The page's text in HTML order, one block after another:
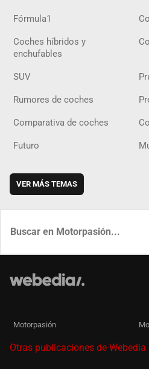
Fórmula1
Coches híbridos y
enchufables
SUV
Rumores de coches
Comparativa de coches
Futuro
VER MÁS TEMAS
Motorpasión
Otras publicaciones de Webedia